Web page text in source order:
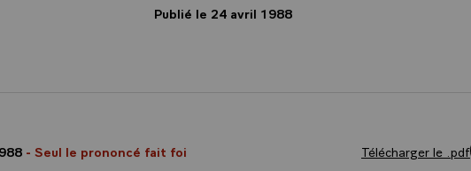
Publié le 24 avril 1988
- Seul le prononcé fait foi Télécharger le .pdf